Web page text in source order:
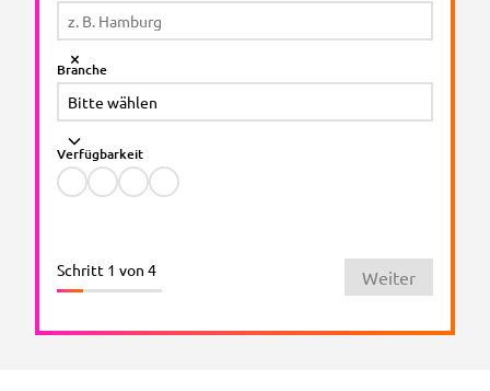
Branche
Verfügbarkeit
Schritt 1 von 4 Weiter